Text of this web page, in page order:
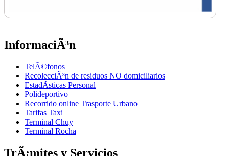
InformaciÃ³n
TelÃ©fonos
RecolecciÃ³n de residuos NO domiciliarios
EstadÃ­sticas Personal
Polideportivo
Recorrido online Trasporte Urbano
Tarifas Taxi
Terminal Chuy
Terminal Rocha
TrÃ¡mites y Servicios